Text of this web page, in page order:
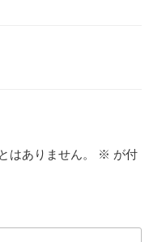
はありません。 ※ が付